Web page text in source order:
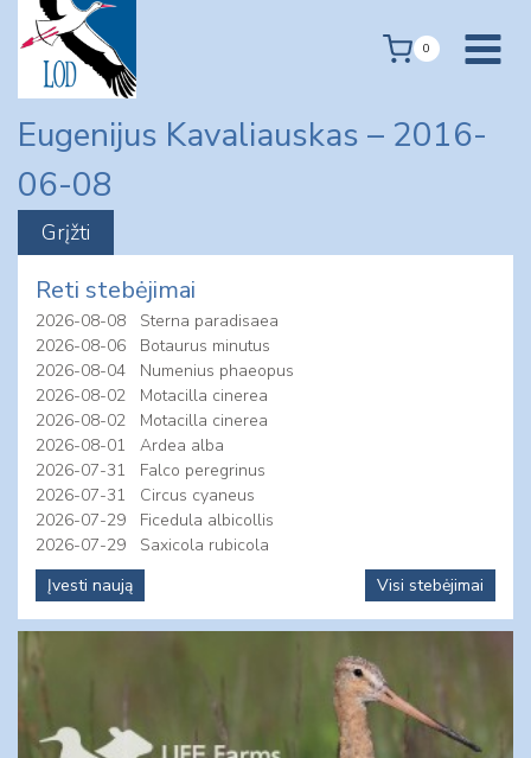
content
0
Eugenijus Kavaliauskas – 2016-
06-08
Reti stebėjimai
2026-08-08
Sterna paradisaea
2026-08-06
Botaurus minutus
2026-08-04
Numenius phaeopus
2026-08-02
Motacilla cinerea
2026-08-02
Motacilla cinerea
2026-08-01
Ardea alba
2026-07-31
Falco peregrinus
2026-07-31
Circus cyaneus
2026-07-29
Ficedula albicollis
2026-07-29
Saxicola rubicola
Įvesti naują
Visi stebėjimai